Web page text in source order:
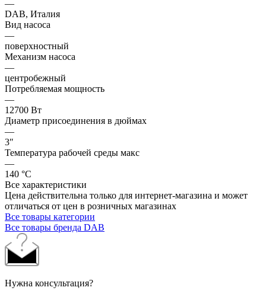
—
DAB, Италия
Вид насоса
—
поверхностный
Механизм насоса
—
центробежный
Потребляемая мощность
—
12700 Вт
Диаметр присоединения в дюймах
—
3″
Температура рабочей среды макс
—
140 °С
Все характеристики
Цена действительна только для интернет-магазина и может
отличаться от цен в розничных магазинах
Все товары категории
Все товары бренда DAB
Нужна консультация?